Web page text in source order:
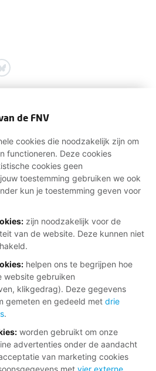
de FNV
cookies die noodzakelijk zijn om
functioneren. Deze cookies
cookies geen
toestemming gebruiken we ook
kun je toestemming geven voor
zijn noodzakelijk voor de
van de website. Deze kunnen niet
: helpen ons te begrijpen hoe
website gebruiken
klikgedrag). Deze gegevens
gemeten en gedeeld met drie
.
: worden gebruikt om onze
advertenties onder de aandacht
van marketing cookies
met vier externe